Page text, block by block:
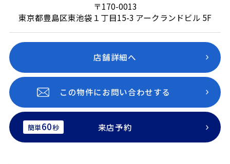
〒170-0013
東京都豊島区東池袋１丁目15-3 アークランドビル 5F
店舗詳細へ
この物件にお問い合わせする
簡単60秒 来店予約